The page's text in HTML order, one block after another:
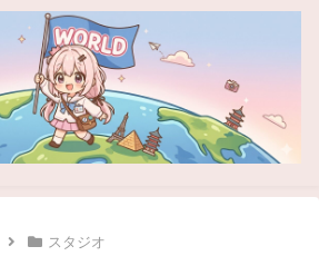
スタジオ